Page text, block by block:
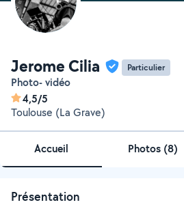
Jerome Cilia Particulier
Photo- vidéo
4,5/5
Toulouse (La Grave)
Accueil Photos (8)
Présentation